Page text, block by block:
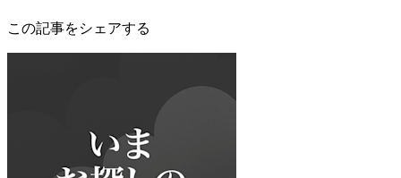
この記事をシェアする